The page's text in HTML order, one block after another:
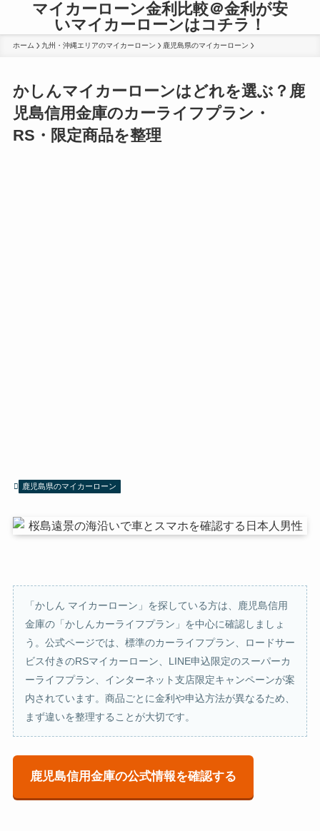
マイカーローン金利比較＠金利が安
いマイカーローンはコチラ！
ホーム 九州・沖縄エリアのマイカーローン 鹿児島県のマイカーローン
かしんマイカーローンはどれを選ぶ？鹿
児島信用金庫のカーライフプラン・
RS・限定商品を整理
鹿児島県のマイカーローン
「かしん マイカーローン」を探している方は、鹿児島信用
金庫の「かしんカーライフプラン」を中心に確認しましょ
う。公式ページでは、標準のカーライフプラン、ロードサー
ビス付きのRSマイカーローン、LINE申込限定のスーパーカ
ーライフプラン、インターネット支店限定キャンペーンが案
内されています。商品ごとに金利や申込方法が異なるため、
まず違いを整理することが大切です。
鹿児島信用金庫の公式情報を確認する